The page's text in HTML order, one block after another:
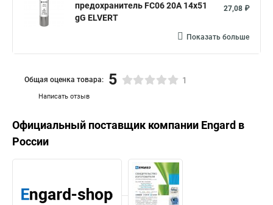
предохранитель FС06 20A 14x51
gG ELVERT
27,08 ₽
Показать больше
Написать отзыв
Общая оценка товара: 5 1
Официальный поставщик компании Engard в
России